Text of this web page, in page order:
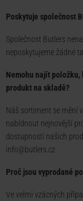
Poskytuje společnost
Společnost Butlers
neposkytujeme žádné
Nemohu najít
produkt na skladě?
Náš sortiment se mění
nabídnout nejnovější
dostupností našich
info@butlers.cz
Proč jsou vyprodané
Ve velmi vzácných